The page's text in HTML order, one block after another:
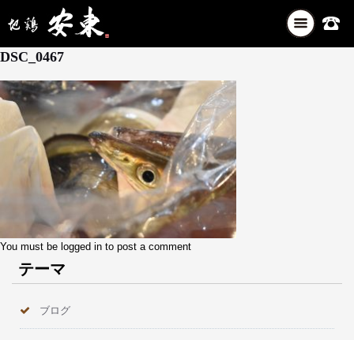
ナ
ビ
5月 25, 2026
DSC_0467
You must be logged in to post a comment
テーマ
ブログ